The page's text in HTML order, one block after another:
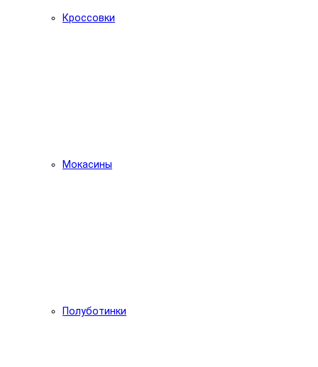
Кроссовки
Мокасины
Полуботинки